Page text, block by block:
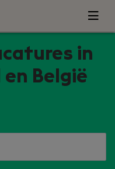
in
België